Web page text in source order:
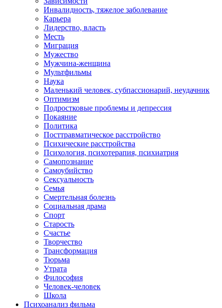
Инвалидность, тяжелое заболевание
Карьера
Лидерство, власть
Месть
Миграция
Мужество
Мужчина-женщина
Мультфильмы
Наука
Маленький человек, субпассионарий, неудачник
Оптимизм
Подростковые проблемы и депрессия
Покаяние
Политика
Посттравматическое расстройство
Психические расстройства
Психология, психотерапия, психиатрия
Самопознание
Самоубийство
Сексуальность
Семья
Смертельная болезнь
Социальная драма
Спорт
Старость
Счастье
Творчество
Трансформация
Тюрьма
Утрата
Философия
Человек-человек
Школа
Психоанализ фильма